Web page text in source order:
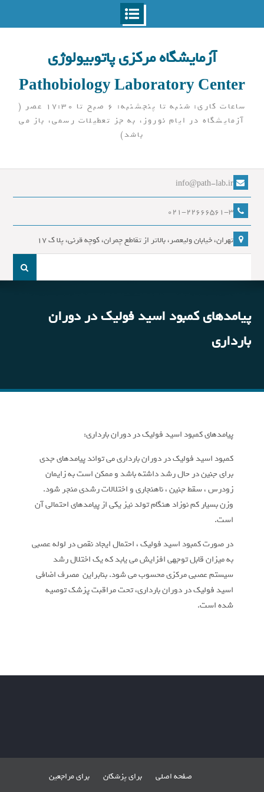
آزمایشگاه مرکزی پاتوبیولوژی
Pathobiology Laboratory Center
ساعات کاری: شنبه تا پنجشنبه: 6 صبح تا 17:30 عصر (
آزمایشگاه در ایام نوروز، به جز تعطیلات رسمی، باز می
باشد)
info@path-lab.ir
021-22666561-3
تهران، خیابان ولیعصر، بالاتر از تقاطع چمران، کوچه قرنی، پلا ک 17
جست
پیامدهای کمبود اسید فولیک در دوران
بارداری
پیامدهای کمبود اسید فولیک در دوران بارداری:
کمبود اسید فولیک در دوران بارداری می تواند پیامدهای جدی
برای جنین در حال رشد داشته باشد و ممکن است به زایمان
زودرس ، سقط جنین ، ناهنجاری و اختلالات رشدی منجر شود.
وزن بسیار کم نوزاد هنگام تولد نیز یکی از پیامدهای احتمالی آن
است.
در صورت کمبود اسید فولیک ، احتمال ایجاد نقص در لوله عصبی
به میزان قابل توجهی افزایش می یابد که یک اختلال رشد
سیستم عصبی مرکزی محسوب می شود. بنابراین مصرف اضافی
اسید فولیک در دوران بارداری، تحت مراقبت پزشک توصیه
شده است.
صفحه اصلی برای پزشکان
برای مراجعین